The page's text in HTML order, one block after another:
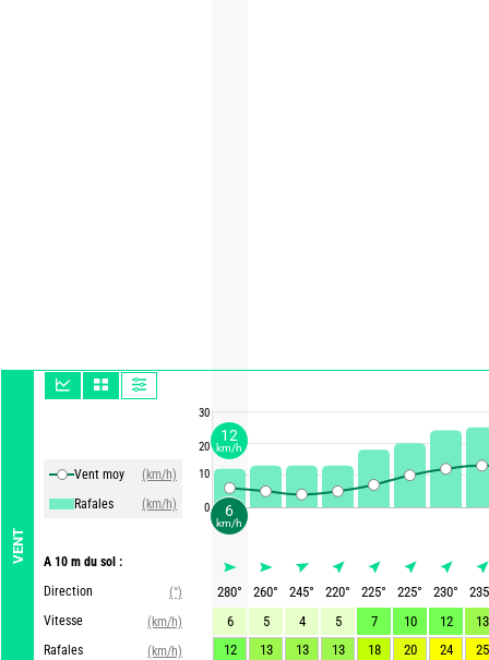
VENT
Vent moy
(km/h)
Rafales
(km/h)
A 10 m du sol :
Direction
(°)
Vitesse
(km/h)
Rafales
(km/h)
30
20
10
0
280° 260° 245° 220° 225° 225° 230°
235
6
5 4 5 7 10 12
13
12
13 13 13 18 20 24 25
6
km/h
12
km/h